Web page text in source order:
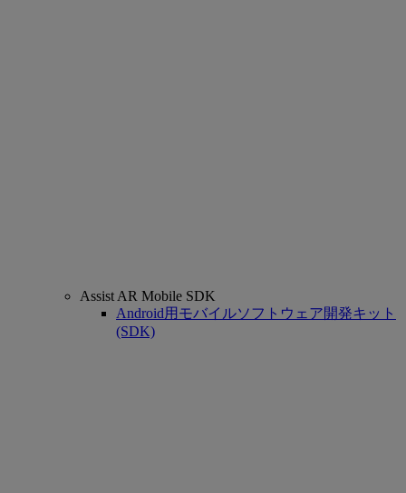
Assist AR Mobile SDK
Android用モバイルソフトウェア開発キット
(SDK)